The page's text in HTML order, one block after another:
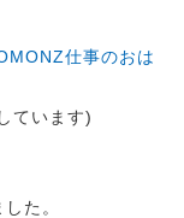
仕事のおは
ています)
た。